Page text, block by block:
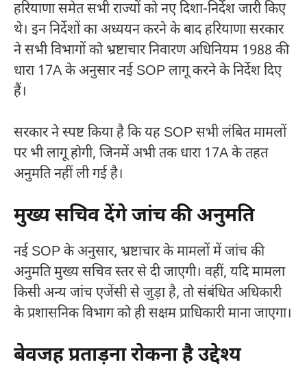
हरियाणा समेत सभी राज्यों को नए दिशा-निर्देश जारी किए
थे। इन निर्देशों का अध्ययन करने के बाद हरियाणा सरकार
ने सभी विभागों को भ्रष्टाचार निवारण अधिनियम 1988 की
धारा 17A के अनुसार नई SOP लागू करने के निर्देश दिए
हैं।
सरकार ने स्पष्ट किया है कि यह SOP सभी लंबित मामलों
पर भी लागू होगी, जिनमें अभी तक धारा 17A के तहत
अनुमति नहीं ली गई है।
मुख्य सचिव देंगे जांच की अनुमति
नई SOP के अनुसार, भ्रष्टाचार के मामलों में जांच की
अनुमति मुख्य सचिव स्तर से दी जाएगी। वहीं, यदि मामला
किसी अन्य जांच एजेंसी से जुड़ा है, तो संबंधित अधिकारी
के प्रशासनिक विभाग को ही सक्षम प्राधिकारी माना जाएगा।
बेवजह प्रताड़ना रोकना है उद्देश्य